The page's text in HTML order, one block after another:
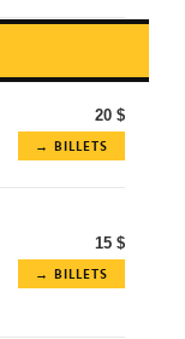
20 $
→ BILLETS
15 $
→ BILLETS